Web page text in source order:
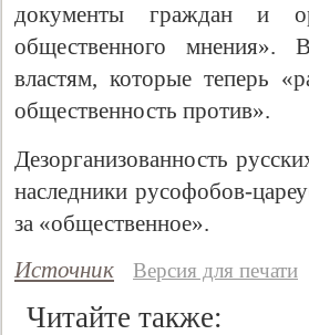
документы граждан и
общественного мнения».
властям, которые теперь
общественность против».
Дезорганизованность
наследники русофобов-
за «общественное».
Источник
Версия для печати
Читайте также: